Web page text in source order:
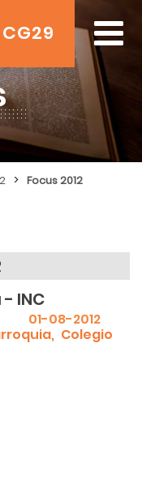
CG29
> Focus 2012
INC
01-08-2012
Colegio